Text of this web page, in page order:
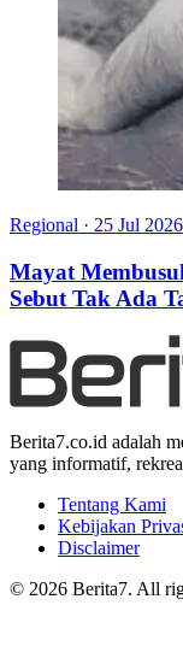
Regional · 25 Jul 2026
Mayat
Sebut Tak Ada
Berita7.co.id adalah
yang informatif,
Tentang Kami
Kebijakan
Disclaimer
© 2026 Berita7. All